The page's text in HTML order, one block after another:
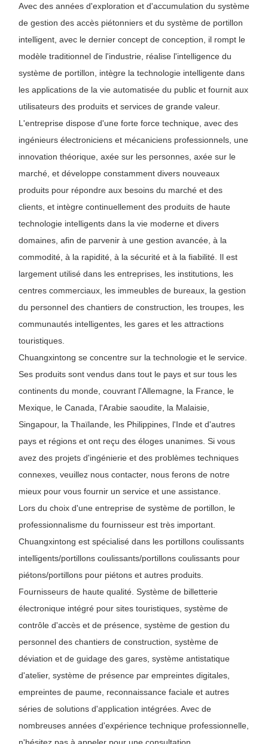
Avec des années d'exploration et d'accumulation du système
de gestion des accès piétonniers et du système de portillon
intelligent, avec le dernier concept de conception, il rompt le
modèle traditionnel de l'industrie, réalise l'intelligence du
système de portillon, intègre la technologie intelligente dans
les applications de la vie automatisée du public et fournit aux
utilisateurs des produits et services de grande valeur.
L'entreprise dispose d'une forte force technique, avec des
ingénieurs électroniciens et mécaniciens professionnels, une
innovation théorique, axée sur les personnes, axée sur le
marché, et développe constamment divers nouveaux
produits pour répondre aux besoins du marché et des
clients, et intègre continuellement des produits de haute
technologie intelligents dans la vie moderne et divers
domaines, afin de parvenir à une gestion avancée, à la
commodité, à la rapidité, à la sécurité et à la fiabilité. Il est
largement utilisé dans les entreprises, les institutions, les
centres commerciaux, les immeubles de bureaux, la gestion
du personnel des chantiers de construction, les troupes, les
communautés intelligentes, les gares et les attractions
touristiques.
Chuangxintong se concentre sur la technologie et le service.
Ses produits sont vendus dans tout le pays et sur tous les
continents du monde, couvrant l'Allemagne, la France, le
Mexique, le Canada, l'Arabie saoudite, la Malaisie,
Singapour, la Thaïlande, les Philippines, l'Inde et d'autres
pays et régions et ont reçu des éloges unanimes. Si vous
avez des projets d'ingénierie et des problèmes techniques
connexes, veuillez nous contacter, nous ferons de notre
mieux pour vous fournir un service et une assistance.
Lors du choix d'une entreprise de système de portillon, le
professionnalisme du fournisseur est très important.
Chuangxintong est spécialisé dans les portillons coulissants
intelligents/portillons coulissants/portillons coulissants pour
piétons/portillons pour piétons et autres produits.
Fournisseurs de haute qualité. Système de billetterie
électronique intégré pour sites touristiques, système de
contrôle d'accès et de présence, système de gestion du
personnel des chantiers de construction, système de
déviation et de guidage des gares, système antistatique
d'atelier, système de présence par empreintes digitales,
empreintes de paume, reconnaissance faciale et autres
séries de solutions d'application intégrées. Avec de
nombreuses années d'expérience technique professionnelle,
n'hésitez pas à appeler pour une consultation.